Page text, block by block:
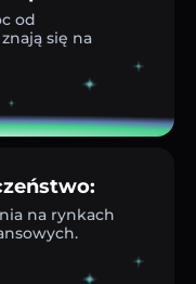
od
się na
na rynkach